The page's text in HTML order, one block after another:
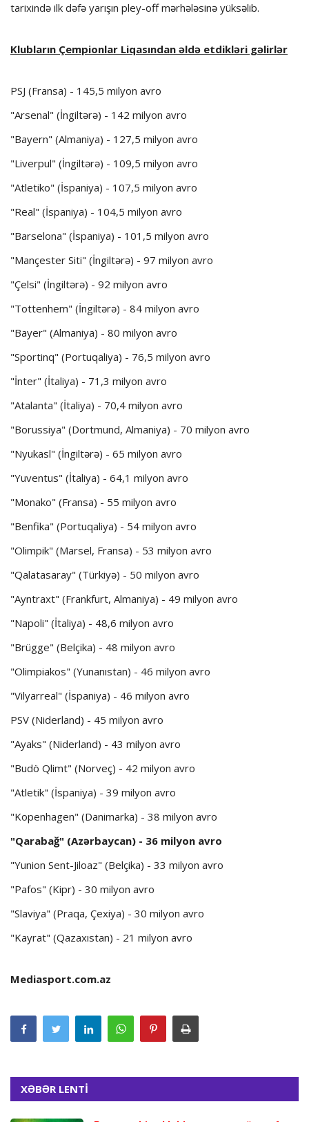
tarixində ilk dəfə yarışın pley-off mərhələsinə yüksəlib.
Klubların Çempionlar Liqasından əldə etdikləri gəlirlər
PSJ (Fransa) - 145,5 milyon avro
"Arsenal" (İngiltərə) - 142 milyon avro
"Bayern" (Almaniya) - 127,5 milyon avro
"Liverpul" (İngiltərə) - 109,5 milyon avro
"Atletiko" (İspaniya) - 107,5 milyon avro
"Real" (İspaniya) - 104,5 milyon avro
"Barselona" (İspaniya) - 101,5 milyon avro
"Mançester Siti" (İngiltərə) - 97 milyon avro
"Çelsi" (İngiltərə) - 92 milyon avro
"Tottenhem" (İngiltərə) - 84 milyon avro
"Bayer" (Almaniya) - 80 milyon avro
"Sportinq" (Portuqaliya) - 76,5 milyon avro
"İnter" (İtaliya) - 71,3 milyon avro
"Atalanta" (İtaliya) - 70,4 milyon avro
"Borussiya" (Dortmund, Almaniya) - 70 milyon avro
"Nyukasl" (İngiltərə) - 65 milyon avro
"Yuventus" (İtaliya) - 64,1 milyon avro
"Monako" (Fransa) - 55 milyon avro
"Benfika" (Portuqaliya) - 54 milyon avro
"Olimpik" (Marsel, Fransa) - 53 milyon avro
"Qalatasaray" (Türkiyə) - 50 milyon avro
"Ayntraxt" (Frankfurt, Almaniya) - 49 milyon avro
"Napoli" (İtaliya) - 48,6 milyon avro
"Brügge" (Belçika) - 48 milyon avro
"Olimpiakos" (Yunanıstan) - 46 milyon avro
"Vilyarreal" (İspaniya) - 46 milyon avro
PSV (Niderland) - 45 milyon avro
"Ayaks" (Niderland) - 43 milyon avro
"Budö Qlimt" (Norveç) - 42 milyon avro
"Atletik" (İspaniya) - 39 milyon avro
"Kopenhagen" (Danimarka) - 38 milyon avro
"Qarabağ" (Azərbaycan) - 36 milyon avro
"Yunion Sent-Jiloaz" (Belçika) - 33 milyon avro
"Pafos" (Kipr) - 30 milyon avro
"Slaviya" (Praqa, Çexiya) - 30 milyon avro
"Kayrat" (Qazaxıstan) - 21 milyon avro
Mediasport.com.az
XƏBƏR LENTİ